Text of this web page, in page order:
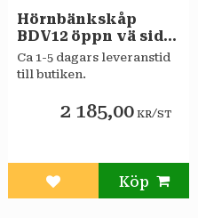
Hörnbänkskåp
BDV12 öppn vä sida
stomme 100cm
Sagaköket
Ca 1-5 dagars leveranstid
till butiken.
2 185,00 KR/ST
Lägg till i favoriter